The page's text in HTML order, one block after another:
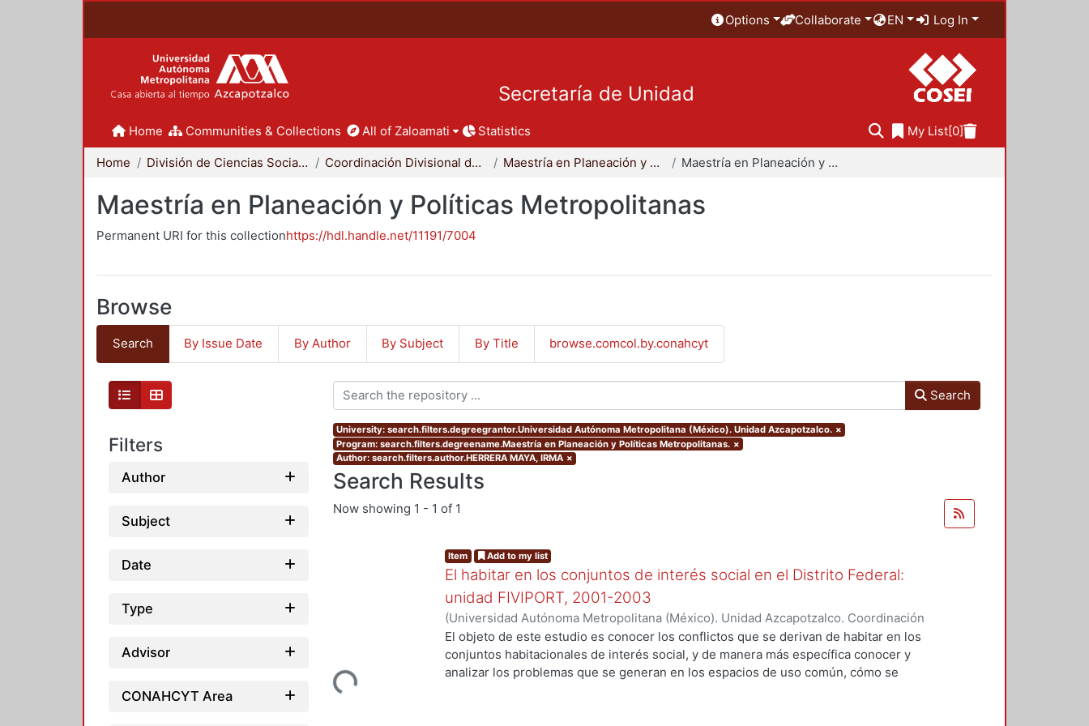
Options Collaborate EN Log In
Secretaría de Unidad
Home Communities & Collections All of Zaloamati Statistics My List[0]
Home División de Ciencias Sociales y Humanidades Coordinación Divisional de Posgrado Maestría en Planeación y Políticas Metropolitanas Maestría en Planeación y Políticas Metropolitanas
Maestría en Planeación y Políticas Metropolitanas
Permanent URI for this collectionhttps://hdl.handle.net/11191/7004
Browse
Search By Issue Date By Author By Subject By Title browse.comcol.by.conahcyt
Filters
Author
Subject
Date
Type
Advisor
CONAHCYT Area
Search
University: search.filters.degreegrantor.Universidad Autónoma Metropolitana (México). Unidad Azcapotzalco. ×
Program: search.filters.degreename.Maestría en Planeación y Políticas Metropolitanas. ×
Author: search.filters.author.HERRERA MAYA, IRMA ×
Search Results
Now showing 1 - 1 of 1
Loading...
Item Add to my list
El habitar en los conjuntos de interés social en el Distrito Federal:
unidad FIVIPORT, 2001-2003
(Universidad Autónoma Metropolitana (México). Unidad Azcapotzalco. Coordinación
de Servicios de Información.,2004-06-16)HERRERA MAYA, IRMA
El objeto de este estudio es conocer los conflictos que se derivan de habitar en los
conjuntos habitacionales de interés social, y de manera más específica conocer y
analizar los problemas que se generan en los espacios de uso común, cómo se